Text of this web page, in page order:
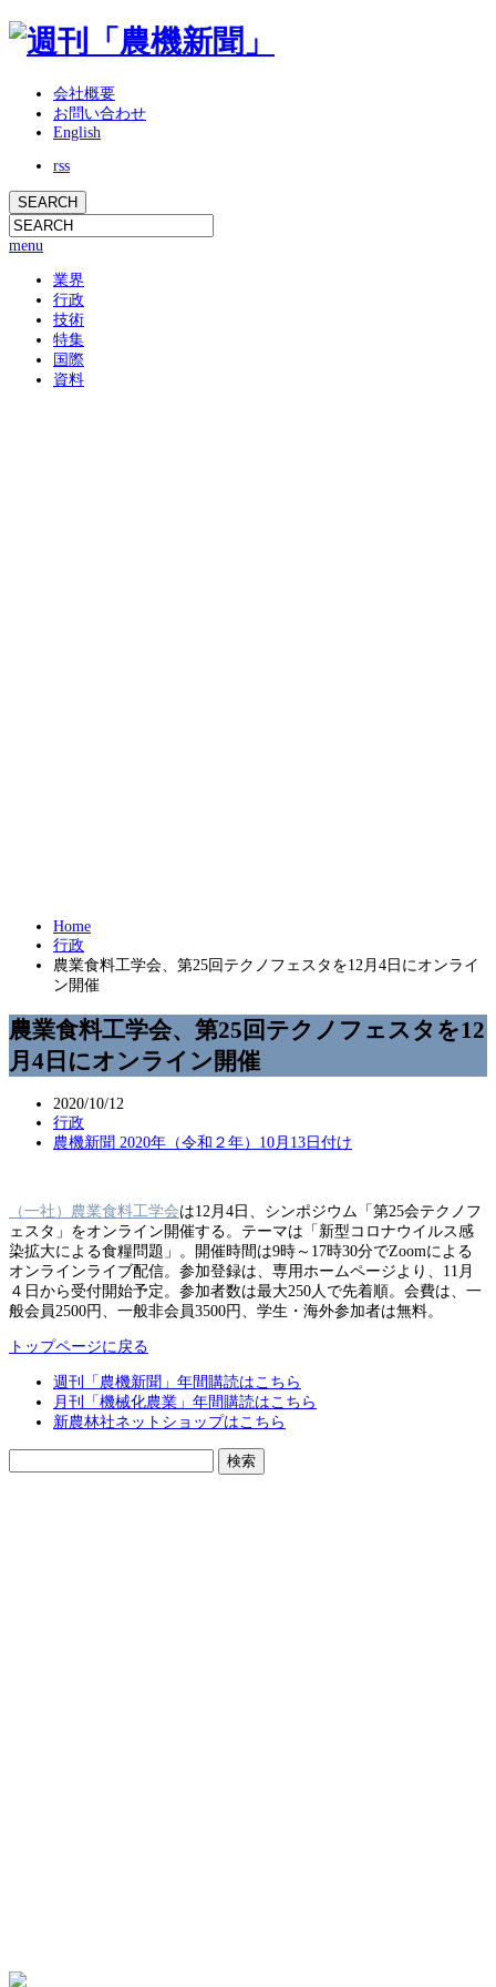
会社概要
お問い合わせ
English
rss
menu
業界
行政
技術
特集
国際
資料
Home
行政
農業食料工学会、第25回テクノフェスタを12月4日にオンライ
ン開催
農業食料工学会、第25回テクノフェスタを12
月4日にオンライン開催
2020/10/12
行政
農機新聞 2020年（令和２年）10月13日付け
（一社）農業食料工学会は12月4日、シンポジウム「第25会テクノフ
ェスタ」をオンライン開催する。テーマは「新型コロナウイルス感
染拡大による食糧問題」。開催時間は9時～17時30分でZoomによる
オンラインライブ配信。参加登録は、専用ホームページより、11月
４日から受付開始予定。参加者数は最大250人で先着順。会費は、一
般会員2500円、一般非会員3500円、学生・海外参加者は無料。
トップページに戻る
週刊「農機新聞」年間購読はこちら
月刊「機械化農業」年間購読はこちら
新農林社ネットショップはこちら
索: